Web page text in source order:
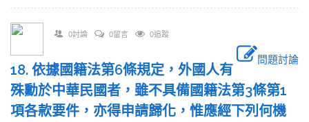
0討論 0留言 0追蹤
問題討論
18. 依據國籍法第6條規定，外國人有
殊勳於中華民國者，雖不具備國籍法第3條第1
項各款要件，亦得申請歸化，惟應經下列何機